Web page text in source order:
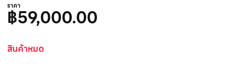
ราคา
฿59,000.00
สินค้าหมด